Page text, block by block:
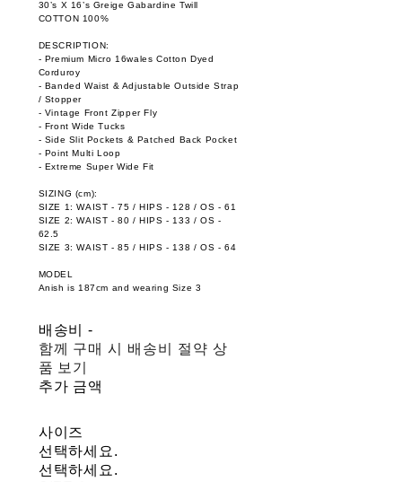
30’s X 16’s Greige Gabardine Twill
COTTON 100%
DESCRIPTION:
- Premium Micro 16wales Cotton Dyed
Corduroy
- Banded Waist & Adjustable Outside Strap
/ Stopper
- Vintage Front Zipper Fly
- Front Wide Tucks
- Side Slit Pockets & Patched Back Pocket
- Point Multi Loop
- Extreme Super Wide Fit
SIZING (cm):
SIZE 1: WAIST - 75 / HIPS - 128 / OS - 61
SIZE 2: WAIST - 80 / HIPS - 133 / OS -
62.5
SIZE 3: WAIST - 85 / HIPS - 138 / OS - 64
MODEL
Anish is 187cm and wearing Size 3
배송비-
함께 구매 시 배송비 절약 상
품 보기
추가 금액
사이즈
선택하세요.
선택하세요.